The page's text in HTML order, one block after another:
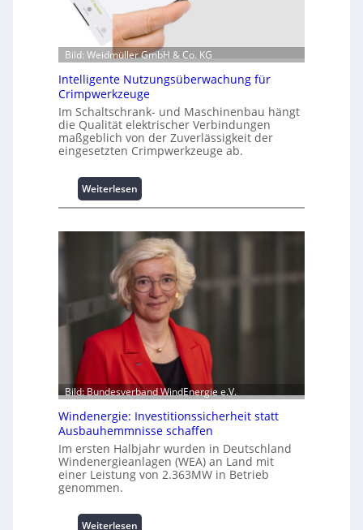
t
i
o
n
u
m
L
a
s
s
i
z
e
m
a
n
a
g
e
m
e
t
h
o
c
p
Bild: Weidmüller GmbH & Co. KG
Intelligente Nutzungsüberwachung für
Crimpwerkzeuge
Im Schaltschrank- und Maschinenbau hängt
die Qualität elektrischer Verbindungen
maßgeblich von der Zuverlässigkeit der
eingesetzten Crimpwerkzeuge ab.
Weiterlesen
I
t
e
l
l
i
g
e
n
t
e
N
u
t
z
u
n
g
ü
Bild: Bundesverband WindEnergie e.V.
Windenergie: Investitionssicherheit statt
Ausbauhemmnisse schaffen
Im ersten Halbjahr wurden in Deutschland
Windenergieanlagen (WEA) an Land mit
einer Leistung von 2.363MW in Betrieb
genommen.
Weiterlesen